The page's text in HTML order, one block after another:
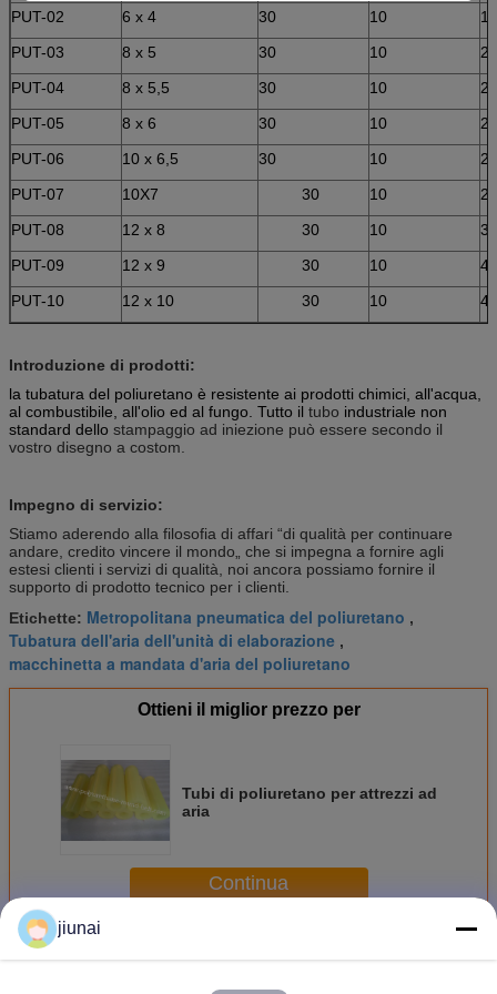
PUT-02
6 x 4 30 10
16
PUT-03
8 x 5 30 10
22
PUT-04
8 x 5,5 30 10
21
PUT-05
8 x 6 30 10
20
PUT-06
10 x 6,5 30 10
23
PUT-07
10X7 30 10
25
PUT-08
12 x 8 30 10
35
PUT-09
12 x 9 30 10
40
PUT-10
12 x 10 30 10 45
Introduzione di prodotti:
la tubatura del poliuretano è resistente ai prodotti chimici, all'acqua,
al combustibile, all'olio ed al fungo. Tutto il tubo industriale non
standard dello stampaggio ad iniezione può essere secondo il
vostro disegno a costom.
Impegno di servizio:
Stiamo aderendo alla filosofia di affari “di qualità per continuare
andare, credito vincere il mondo„ che si impegna a fornire agli
estesi clienti i servizi di qualità, noi ancora possiamo fornire il
supporto di prodotto tecnico per i clienti.
Etichette: Metropolitana pneumatica del poliuretano ,
Tubatura dell'aria dell'unità di elaborazione ,
macchinetta a mandata d'aria del poliuretano
Ottieni il miglior prezzo per
Tubi di poliuretano per attrezzi ad
aria
Continua
PiùTubatura del poliuretano
jiunai